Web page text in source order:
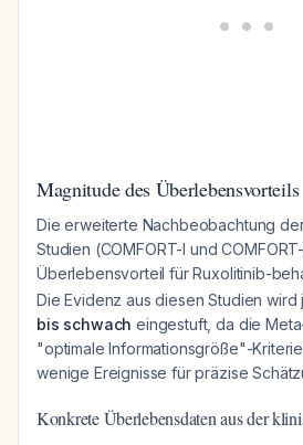
Magnitude des Überlebensvorteils
Die erweiterte Nachbeobachtung
Studien (COMFORT-I und
Überlebensvorteil für Ruxolitinib-
Die Evidenz aus diesen Studien wird
bis schwach eingestuft, da die
"optimale Informationsgröße"-
wenige Ereignisse für präzise
Konkrete Überlebensdaten aus der